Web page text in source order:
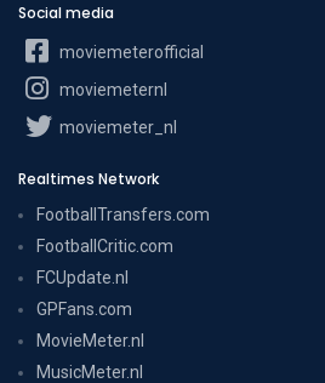
Social media
moviemeterofficial
moviemeternl
moviemeter_nl
Realtimes Network
FootballTransfers.com
FootballCritic.com
FCUpdate.nl
GPFans.com
MovieMeter.nl
MusicMeter.nl